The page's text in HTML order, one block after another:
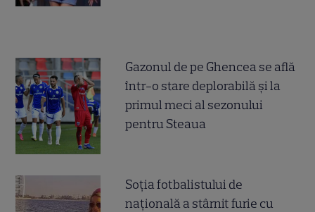
Gazonul de pe Ghencea se află
într-o stare deplorabilă și la
primul meci al sezonului
pentru Steaua
Soția fotbalistului de
națională a stârnit furie cu